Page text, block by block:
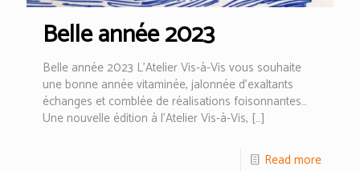
Belle année 2023
Belle année 2023 L’Atelier Vis-à-Vis vous souhaite
une bonne année vitaminée, jalonnée d’exaltants
échanges et comblée de réalisations foisonnantes…
Une nouvelle édition à l’Atelier Vis-à-Vis, […]
Read more